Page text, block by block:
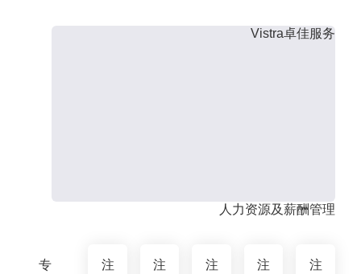
专
Vistra卓佳服务
人力资源及薪酬管理
注
注
注
注
注